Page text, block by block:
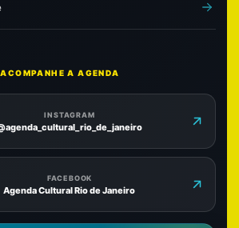
ACOMPANHE A AGENDA
INSTAGRAM
FACEBOOK
Agenda Cultural Rio de Janeiro